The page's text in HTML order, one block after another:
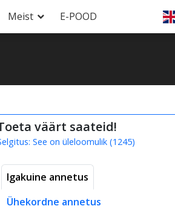
Meist E-POOD
väärt saateid!
See on üleloomulik (1245)
Igakuine annetus
Ühekordne annetus